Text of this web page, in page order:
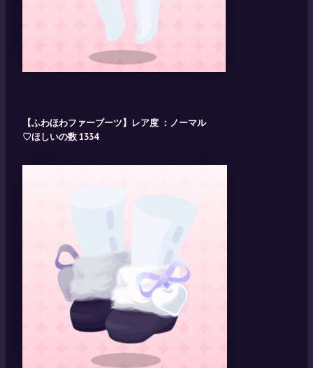
【ふわほわファーブーツ】レア度 ：ノーマル
♡ほしいの数 1334